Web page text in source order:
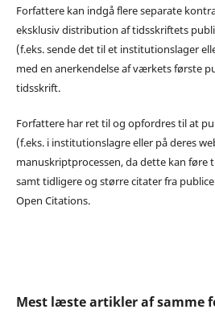
Forfattere kan indgå flere separate
eksklusiv distribution af tidsskriftets
(f.eks. sende det til et institutionslager
med en anerkendelse af værkets første
tidsskrift.
Forfattere har ret til og opfordres til at
(f.eks. i institutionslagre eller på deres
manuskriptprocessen, da dette kan føre
samt tidligere og større citater fra
Open Citations.
Mest læste artikler af samme